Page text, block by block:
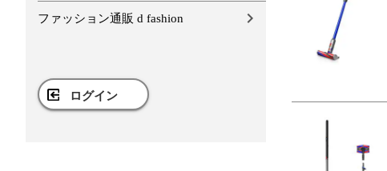
ファッション通販 d fashion
ログイン